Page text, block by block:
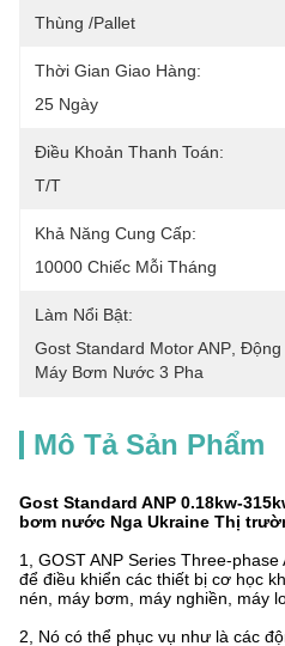
Thùng /pallet
Thời Gian Giao Hàng:
25 Ngày
Điều Khoản Thanh Toán:
T/T
Khả Năng Cung Cấp:
10000 Chiếc Mỗi Tháng
Làm Nổi Bật:
Gost Standard Motor ANP Động
Máy Bơm Nước 3 Pha
Mô Tả Sản Phẩm
Gost Standard ANP 0.18kw-
bơm nước Nga Ukraine Thị
1, GOST ANP Series Three-
để điều khiển các thiết bị cơ học
nén, máy bơm, máy nghiền, máy
2, Nó có thể phục vụ như là các